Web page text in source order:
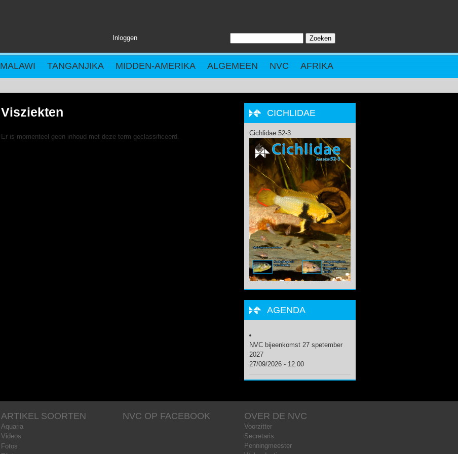
Inloggen
ZOEKVELD
MALAWI TANGANJIKA MIDDEN-AMERIKA ALGEMEEN NVC AFRIKA
Visziekten
Er is momenteel geen inhoud met deze term geclassificeerd.
CICHLIDAE
Cichlidae 52-3
AGENDA
NVC bijeenkomst 27 spetember
2027
27/09/2026 - 12:00
ARTIKEL SOORTEN
Aquaria
Videos
Fotos
NVC OP FACEBOOK OVER DE NVC
Voorzitter
Secretaris
Penningmeester